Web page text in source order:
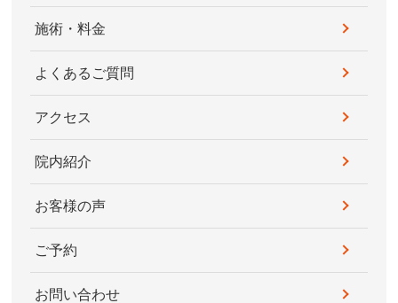
施術・料金
よくあるご質問
アクセス
院内紹介
お客様の声
ご予約
お問い合わせ